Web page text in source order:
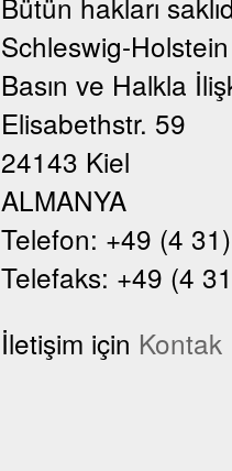
Schleswig-
Basın ve Halkla
Elisabethstr. 59
24143 Kiel
ALMANYA
Telefon: +49 (4
Telefaks: +49 (4
İletişim için